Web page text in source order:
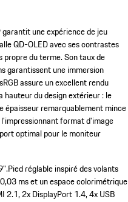
garantit une expérience de jeu
QD-OLED avec ses contrastes
propre du terme. Son taux de
garantissent une immersion
assure un excellent rendu
hauteur du design extérieur : le
épaisseur remarquablement mince
format d'image
optimal pour le moniteur
Pied réglable inspiré des volants
ms et un espace colorimétrique
2.1, 2x DisplayPort 1.4, 4x USB